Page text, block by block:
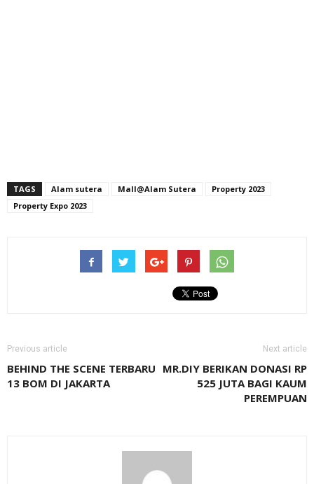
TAGS Alam sutera Mall@Alam Sutera
Property 2023
Property Expo 2023
Previous article
BEHIND THE SCENE TERBARU
13 BOM DI JAKARTA
Next article
MR.DIY BERIKAN DONASI RP
525 JUTA BAGI KAUM
PEREMPUAN